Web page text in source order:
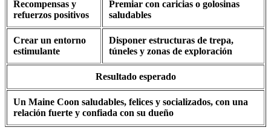
Recompensas y
refuerzos positivos
Premiar con caricias o golosinas
saludables
Crear un entorno
estimulante
Disponer estructuras de trepa,
túneles y zonas de exploración
Resultado esperado
Un Maine Coon saludables, felices y socializados, con una
relación fuerte y confiada con su dueño